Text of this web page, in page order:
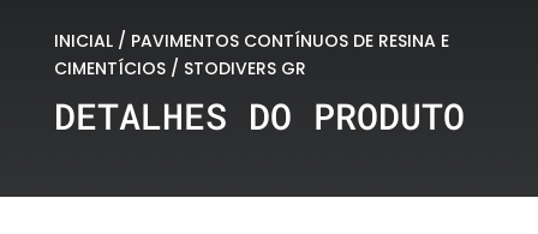
INICIAL/ PAVIMENTOS CONTÍNUOS DE RESINA E
CIMENTÍCIOS/ STODIVERS GR
DETALHES DO PRODUTO